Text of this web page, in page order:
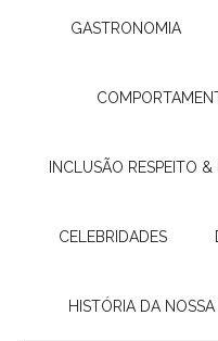
GASTRONOMIA
INCLUSÃO RESPEITO &
CELEBRIDADES
HISTÓRIA DA